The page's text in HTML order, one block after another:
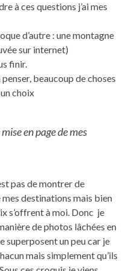
à ces questions j’ai mes
d’autre : une montagne
sur internet)
finir.
penser, beaucoup de choses
choix
en page de mes
pas de montrer de
destinations mais bien
s’offrent à moi. Donc je
de photos lâchées en
superposent un peu car je
mais simplement qu’ils